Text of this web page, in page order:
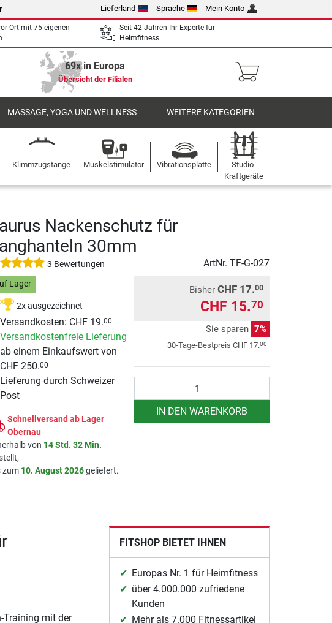
Lieferland Sprache Mein Konto
Ort mit 75 eigenen
Seit 42 Jahren Ihr Experte für
Heimfitness
69x in Europa
Übersicht der Filialen
MASSAGE, YOGA UND WELLNESS WEITERE KATEGORIEN
Klimmzugstange Muskelstimulator Vibrationsplatte
Studio-
Kraftgeräte
Nackenschutz für
30mm
3 Bewertungen ArtNr. TF-G-027
Lager
2x ausgezeichnet
Versandkosten: CHF 19.00
Versandkostenfreie Lieferung
ab einem Einkaufswert von
CHF 250.00
Lieferung durch Schweizer
Post
Schnellversand ab Lager
Obernau
von 14 Std. 32 Min.
zum 10. August 2026geliefert.
Bisher CHF 17.00
CHF 15.70
Sie sparen 7%
30-Tage-Bestpreis CHF 17.00
IN DEN WARENKORB
Training mit der
FITSHOP BIETET IHNEN
Europas Nr. 1 für Heimfitness
über 4.000.000 zufriedene
Kunden
Mehr als 7.000 Fitnessartikel